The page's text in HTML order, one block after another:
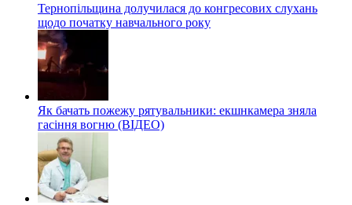
Тернопільщина долучилася до конгресових слухань
щодо початку навчального року
Як бачать пожежу рятувальники: екшнкамера зняла
гасіння вогню (ВІДЕО)